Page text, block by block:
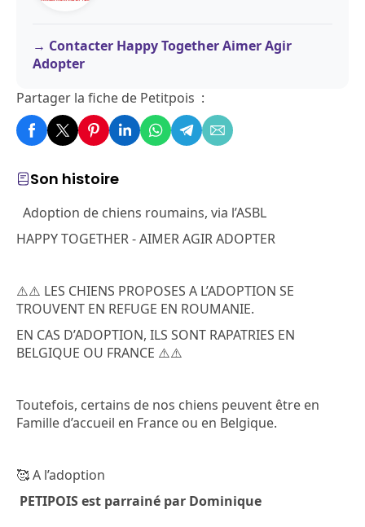
Son histoire
Adoption de chiens roumains, via l’ASBL
HAPPY TOGETHER - AIMER AGIR ADOPTER
⚠️⚠️ LES CHIENS PROPOSES A L’ADOPTION SE
TROUVENT EN REFUGE EN ROUMANIE.
EN CAS D’ADOPTION, ILS SONT RAPATRIES EN
BELGIQUE OU FRANCE ⚠️⚠️
Toutefois, certains de nos chiens peuvent être en
Famille d’accueil en France ou en Belgique.
🥰 A l’adoption
PETIPOIS est parrainé par Dominique
Contacter Happy Together Aimer Agir
Adopter
Partager la fiche de Petitpois :